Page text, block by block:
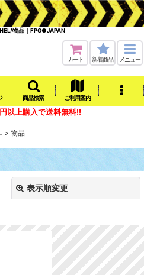
物品｜FPG●JAPAN
カート 新着商品 メニュー
商品検索 ご利用案内
以上購入で送料無料!!
> 物品
表示順変更